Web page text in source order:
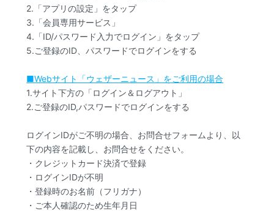
2.「アプリの設定」をタップ
3.「会員専用サービス」
4.「ID/パスワード入力でログイン」をタップ
5.ご登録のID、パスワードでログインをする
■Webサイト「ウェザーニュース」をご利用の場合
1.サイト下方の「ログイン＆ログアウト」
2.ご登録のID,パスワードでログインをする
ログインIDがご不明の場合、お問合せフォームより、以
下の内容を記載し、お問合せをください。
・クレジットカード決済で登録
・ログインIDが不明
・登録時のお名前（フリガナ）
・ご本人確認のため生年月日